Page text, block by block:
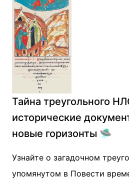
Тайна треугольного
исторические
новые горизонты 🛸
Узнайте о загадочном
упомянутом в Повести